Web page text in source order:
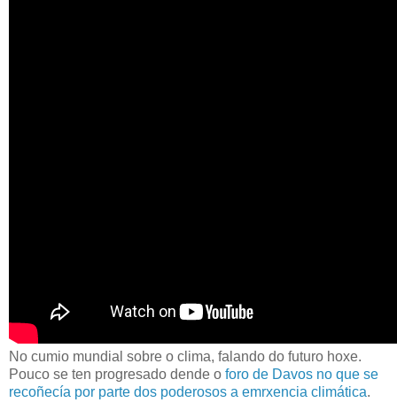
No cumio mundial sobre o clima, falando do futuro hoxe.
Pouco se ten progresado dende o foro de Davos no que se
recoñecía por parte dos poderosos a emrxencia climática.